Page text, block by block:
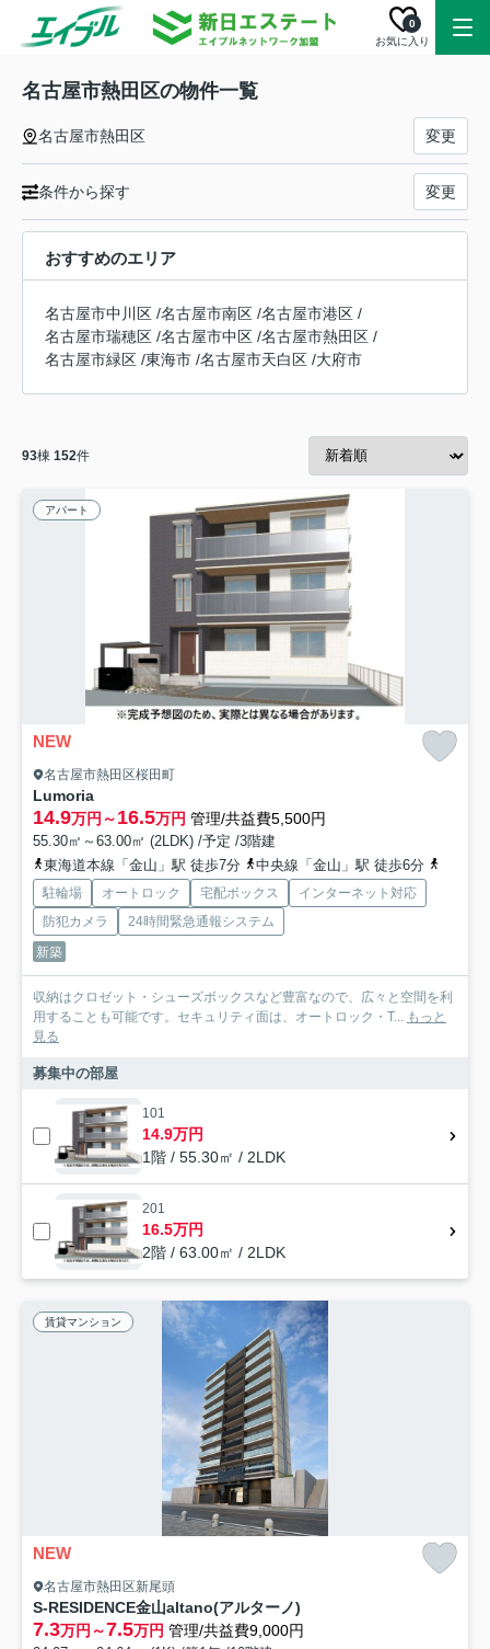
お気に入り
0
名古屋市熱田区の物件一覧
名古屋市熱田区 変更
条件から探す 変更
おすすめのエリア
名古屋市中川区 /名古屋市南区 /名古屋市港区 /
名古屋市瑞穂区 /名古屋市中区 /名古屋市熱田区 /
名古屋市緑区 /東海市 /名古屋市天白区 /大府市
93棟 152件
アパート
NEW
名古屋市熱田区桜田町
Lumoria
14.9万円～16.5万円 管理/共益費5,500円
55.30㎡～63.00㎡ (2LDK) /予定 /3階建
東海道本線「金山」駅 徒歩7分
中央線「金山」駅 徒歩6分
駐輪場 オートロック 宅配ボックス
インターネット対応
防犯カメラ
24時間緊急通報システム
新築
収納はクロゼット・シューズボックスなど豊富なので、広々と空間を利
用することも可能です。セキュリティ面は、オートロック・T... もっと
見る
募集中の部屋
101
14.9万円
1階 / 55.30㎡ / 2LDK
201
16.5万円
2階 / 63.00㎡ / 2LDK
賃貸マンション
NEW
名古屋市熱田区新尾頭
S-RESIDENCE金山altano(アルターノ)
7.3万円～7.5万円 管理/共益費9,000円